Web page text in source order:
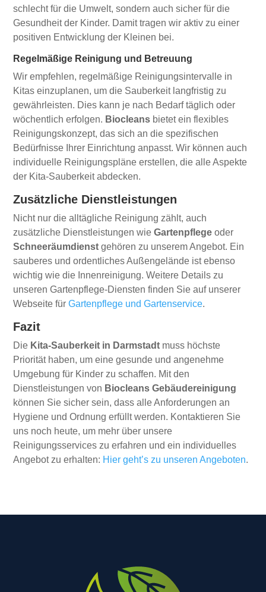
schlecht für die Umwelt, sondern auch sicher für die
Gesundheit der Kinder. Damit tragen wir aktiv zu einer
positiven Entwicklung der Kleinen bei.
Regelmäßige Reinigung und Betreuung
Wir empfehlen, regelmäßige Reinigungsintervalle in
Kitas einzuplanen, um die Sauberkeit langfristig zu
gewährleisten. Dies kann je nach Bedarf täglich oder
wöchentlich erfolgen. Biocleans bietet ein flexibles
Reinigungskonzept, das sich an die spezifischen
Bedürfnisse Ihrer Einrichtung anpasst. Wir können auch
individuelle Reinigungspläne erstellen, die alle Aspekte
der Kita-Sauberkeit abdecken.
Zusätzliche Dienstleistungen
Nicht nur die alltägliche Reinigung zählt, auch
zusätzliche Dienstleistungen wieGartenpflege oder
Schneeräumdienst gehören zu unserem Angebot. Ein
sauberes und ordentliches Außengelände ist ebenso
wichtig wie die Innenreinigung. Weitere Details zu
unseren Gartenpflege-Diensten finden Sie auf unserer
Webseite fürGartenpflege und Gartenservice.
Fazit
Die Kita-Sauberkeit in Darmstadt muss höchste
Priorität haben, um eine gesunde und angenehme
Umgebung für Kinder zu schaffen. Mit den
Dienstleistungen von Biocleans Gebäudereinigung
können Sie sicher sein, dass alle Anforderungen an
Hygiene und Ordnung erfüllt werden. Kontaktieren Sie
uns noch heute, um mehr über unsere
Reinigungsservices zu erfahren und ein individuelles
Angebot zu erhalten: Hier geht’s zu unseren Angeboten.